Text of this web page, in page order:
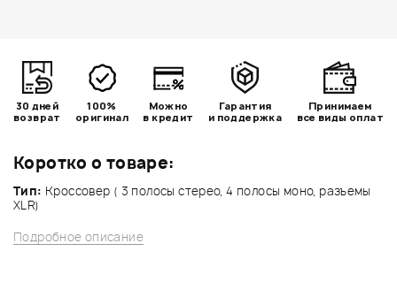
Коротко о товаре:
Тип: Кроссовер ( 3 полосы стерео, 4 полосы моно, разъемы
XLR)
Подробное описание
30 дней
возврат
100%
оригинал
Можно
в кредит
Гарантия
и поддержка
Принимаем
все виды оплат